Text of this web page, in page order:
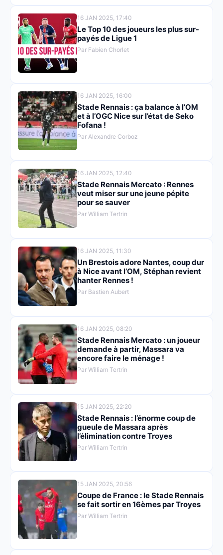
16 JAN 2025, 17:40
Le Top 10 des joueurs les plus sur-
payés de Ligue 1
Par Fabien Chorlet
16 JAN 2025, 16:00
Stade Rennais : ça balance à l’OM
et à l’OGC Nice sur l’état de Seko
Fofana !
Par Alexandre Corboz
16 JAN 2025, 12:40
Stade Rennais Mercato : Rennes
veut miser sur une jeune pépite
pour se sauver
Par William Tertrin
16 JAN 2025, 11:30
Un Brestois adore Nantes, coup dur
à Nice avant l’OM, Stéphan revient
hanter Rennes !
Par Bastien Aubert
16 JAN 2025, 08:20
Stade Rennais Mercato : un joueur
demande à partir, Massara va
encore faire le ménage !
Par William Tertrin
15 JAN 2025, 22:20
Stade Rennais : l’énorme coup de
gueule de Massara après
l’élimination contre Troyes
Par William Tertrin
15 JAN 2025, 20:56
Coupe de France : le Stade Rennais
se fait sortir en 16èmes par Troyes
Par William Tertrin